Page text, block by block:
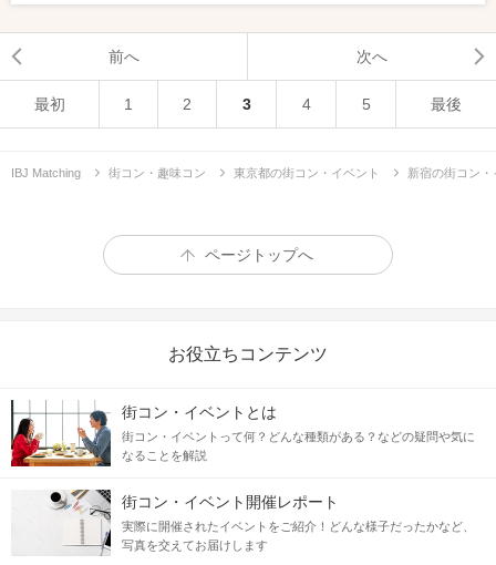
前へ 次へ
最初 1 2 3 4 5 最後
IBJ Matching 街コン・趣味コン 東京都の街コン・イベント 新宿の街コン・
ページトップへ
お役立ちコンテンツ
街コン・イベントとは
街コン・イベントって何？どんな種類がある？などの疑問や気に
なることを解説
街コン・イベント開催レポート
実際に開催されたイベントをご紹介！どんな様子だったかなど、
写真を交えてお届けします